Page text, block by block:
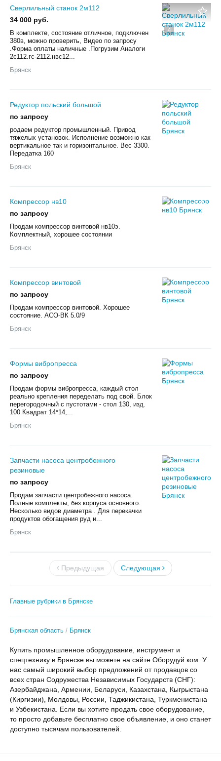
4
Сверлильный станок 2м112
34 000 руб.
В комплекте, состояние отличное, подключен
380в, можно проверить, Видео по запросу
.Форма оплаты наличные .Погрузим Аналоги
2с112.гс-2112.нвс12...
Брянск
Редуктор польский большой
по запросу
родаем редуктор промышленный. Привод
тяжелых установок. Исполнение возможно как
вертикальное так и горизонтальное. Вес 3300.
Передатка 160
Брянск
Компрессор нв10
по запросу
Продам компрессор винтовой нв10э.
Комплектный, хорошее состоянии
Брянск
Компрессор винтовой
по запросу
Продам компрессор винтовой. Хорошее
состояние. АСО-ВК 5.0/9
Брянск
Формы вибропресса
по запросу
Продам формы вибропресса, каждый стол
реально крепления переделать под свой. Блок
перегородочный с пустотами - стол 130, изд.
100 Квадрат 14*14,...
Брянск
Запчасти насоса центробежного
резиновые
по запросу
Продам запчасти центробежного насоса.
Полные комплекты, без корпуса основного.
Несколько видов диаметра . Для перекачки
продуктов обогащения руд и...
Брянск
Предыдущая Следующая
Главные рубрики в Брянске
Брянская область Брянск
Купить промышленное оборудование, инструмент и
спецтехнику в Брянске вы можете на сайте Оборудуй.ком. У
нас самый широкий выбор предложений от продавцов со
всех стран Содружества Независимых Государств (СНГ):
Азербайджана, Армении, Беларуси, Казахстана, Кыгрыстана
(Киргизии), Молдовы, России, Таджикистана, Туркменистана
и Узбекистана. Если вы хотите продать свое оборудование,
то просто добавьте бесплатно свое объявление, и оно станет
доступно тысячам пользователей.